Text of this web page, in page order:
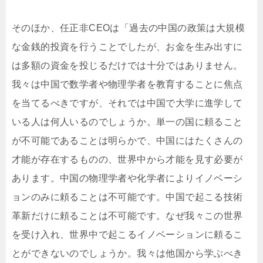
そのほか、任正非CEOは「過去の中国の政策は大規模
な金銭的投資を行うことでしたが、お金を生み出すに
は多額の資金を投じるだけでは十分ではありません。
我々は中国で数学者や物理学者を教育することに焦点
を当てるべきですが、それでは中国で大学に進学して
いる人は何人いるのでしょうか。単一の国に頼ること
が不可能であることは明らかで、中国にはたくさんの
才能が存在するものの、世界中から才能を見す必要が
あります。中国の物理学者や化学者によりイノベーシ
ョンのみに頼ることは不可能です。中国で起こる技術
革新だけに頼ることは不可能です。なぜ我々この世界
を受け入れ、世界中で起こるイノベーションに頼るこ
とができないのでしょうか。我々は他国から学ぶべき